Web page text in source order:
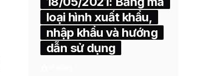
loại hình xuất khẩu,
nhập khẩu và hướng
dẫn sử dụng